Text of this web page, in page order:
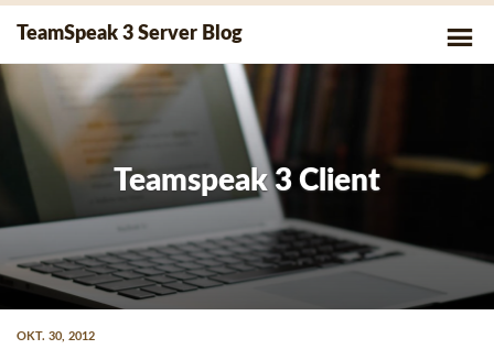
content
TeamSpeak 3 Server Blog
Teamspeak 3 Client
OKT. 30, 2012